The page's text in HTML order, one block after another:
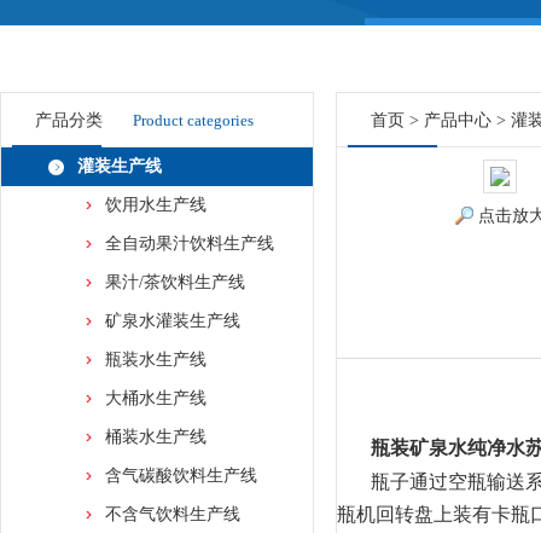
产品分类 Product categories
灌装生产线
饮用水生产线
全自动果汁饮料生产线
果汁/茶饮料生产线
矿泉水灌装生产线
瓶装水生产线
大桶水生产线
桶装水生产线
含气碳酸饮料生产线
不含气饮料生产线
首页 > 产品中心 > 灌
点击放
瓶装矿泉水纯净水
瓶子通过空瓶输送
瓶机回转盘上装有卡瓶